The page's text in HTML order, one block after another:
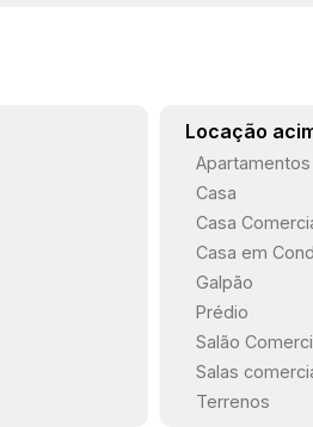
Locação
Apartamentos
Casa
Casa
Casa em
Galpão
Prédio
Salão
Salas
Terrenos